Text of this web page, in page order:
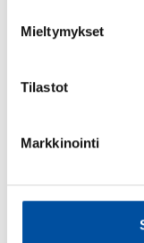
Mieltymykset
Tilastot
Markkinointi